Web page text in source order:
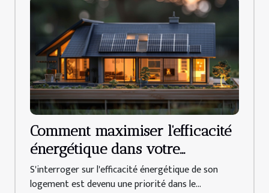
Comment maximiser l'efficacité
énergétique dans votre
logement
S'interroger sur l'efficacité énergétique de son
logement est devenu une priorité dans le...